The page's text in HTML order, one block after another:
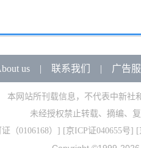
us| 联系我们 | 广告
本网站所刊载信息，不代表中新社
未经授权禁止转载、摘编、
（0106168） ] [京ICP证040655号] [